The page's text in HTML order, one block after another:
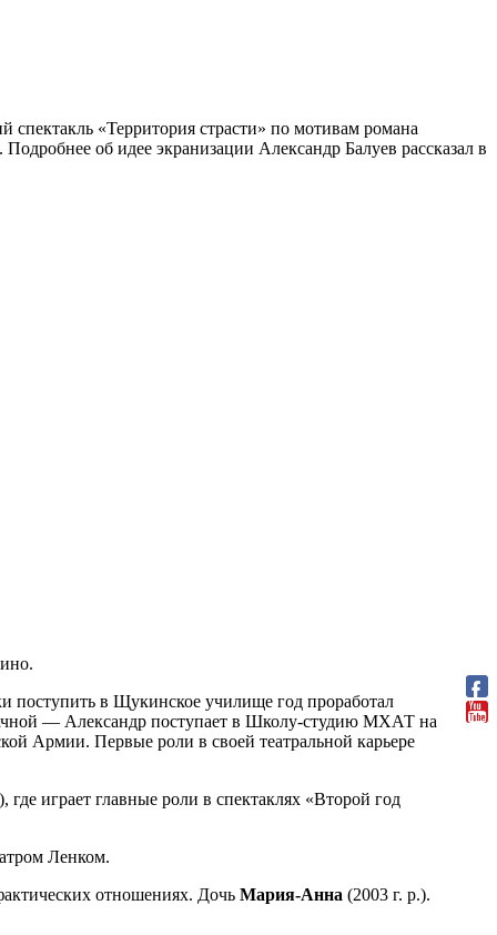
спектакль «Территория страсти» по мотивам романа
об идее экранизации Александр Балуев рассказал в
в Щукинское училище год проработал
— Александр поступает в Школу-студию МХАТ на
Армии. Первые роли в своей театральной карьере
играет главные роли в спектаклях «Второй год
Ленком.
отношениях. Дочь Мария-Анна (2003 г. р.).